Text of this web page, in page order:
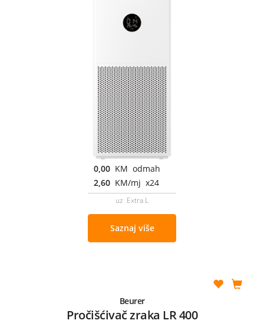
0,00 KM odmah
2,60 KM/mj x24
uz Extra L
Saznaj više
Beurer
Pročišćivač zraka LR 400